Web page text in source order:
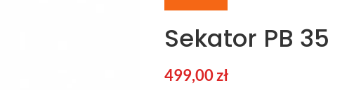
Sekator PB 35
499,00zł